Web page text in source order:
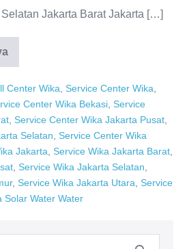
Jakarta Barat Jakarta […]
Center Wika Service Center Wika
Center Wika Bekasi Service
Service Center Wika Jakarta Pusat
Selatan
Service Center Wika
Jakarta Service Wika Jakarta Barat
Service Wika Jakarta Selatan
, Service Wika Jakarta Utara
Service
Solar Water Water